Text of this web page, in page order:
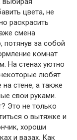
цвета, не
раскрасить
смена
потянув за собой
комнат
На стенах уютно
любят
стене, а также
свои руками.
Это не только
о вытяжке и
хороши
и вазах. Как